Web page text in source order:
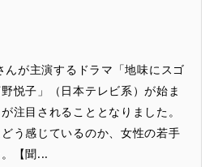
が主演するドラマ「地味にスゴ
悦子」（日本テレビ系）が始ま
注目されることとなりました。
う感じているのか、女性の若手
【聞...